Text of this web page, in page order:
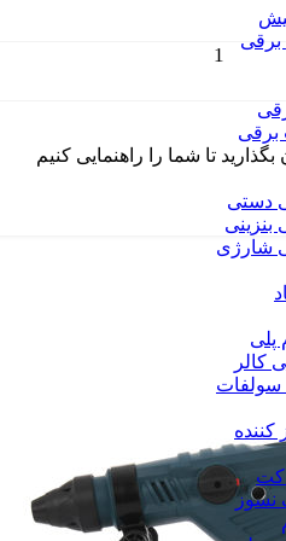
برقی
برقی
دستی
بنزینی
شارژی
پلی
کالر
سولفات
کننده
کت
نسوز
تا شما را راهنمایی کنیم